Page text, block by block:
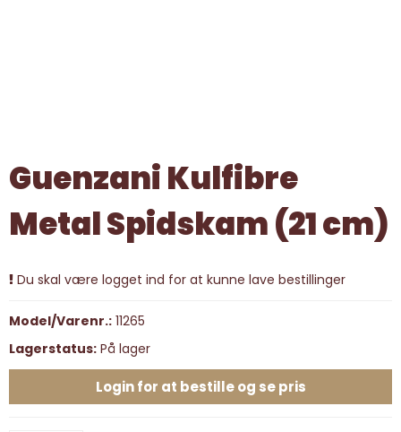
Guenzani Kulfibre
Metal Spidskam (21 cm)
Du skal være logget ind for at kunne lave bestillinger
Model/Varenr.: 11265
Lagerstatus: På lager
Login for at bestille og se pris